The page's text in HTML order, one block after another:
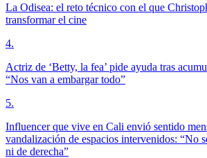
La Odisea: el reto técnico con el que
transformar el cine
4.
Actriz de ‘Betty, la fea’ pide ayuda tras
“Nos van a embargar todo”
5.
Influencer que vive en Cali envió sentido
vandalización de espacios intervenidos: “No
ni de derecha”